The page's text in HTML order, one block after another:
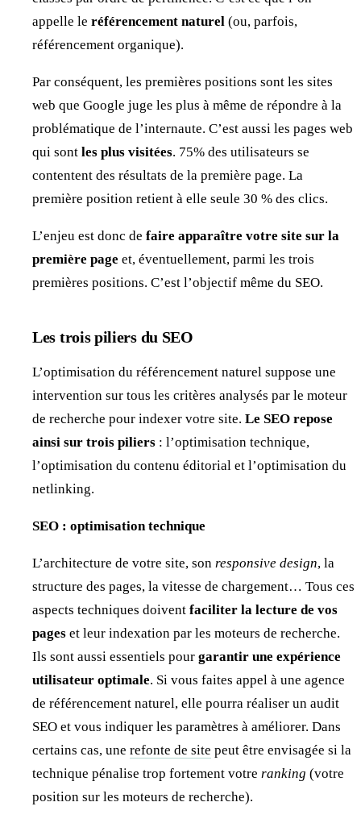
appelle le référencement naturel (ou, parfois,
référencement organique).
Par conséquent, les premières positions sont les sites
web que Google juge les plus à même de répondre à la
problématique de l’internaute. C’est aussi les pages web
qui sont les plus visitées. 75% des utilisateurs se
contentent des résultats de la première page. La
première position retient à elle seule 30 % des clics.
L’enjeu est donc de faire apparaître votre site sur la
première page et, éventuellement, parmi les trois
premières positions. C’est l’objectif même du SEO.
Les trois piliers du SEO
L’optimisation du référencement naturel suppose une
intervention sur tous les critères analysés par le moteur
de recherche pour indexer votre site. Le SEO repose
ainsi sur trois piliers : l’optimisation technique,
l’optimisation du contenu éditorial et l’optimisation du
netlinking.
SEO : optimisation technique
L’architecture de votre site, son responsive design, la
structure des pages, la vitesse de chargement… Tous ces
aspects techniques doivent faciliter la lecture de vos
pages et leur indexation par les moteurs de recherche.
Ils sont aussi essentiels pour garantir une expérience
utilisateur optimale. Si vous faites appel à une agence
de référencement naturel, elle pourra réaliser un audit
SEO et vous indiquer les paramètres à améliorer. Dans
certains cas, une refonte de site peut être envisagée si la
technique pénalise trop fortement votre ranking (votre
position sur les moteurs de recherche).